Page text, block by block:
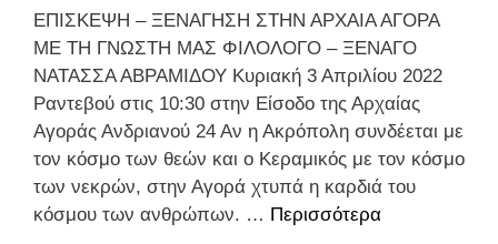
λ
λ
α
δ
ι
κ
ή
Α
ς
ΕΠΙΣΚΕΨΗ – ΞΕΝΑΓΗΣΗ ΣΤΗΝ ΑΡΧΑΙΑ ΑΓΟΡΑ
ΜΕ ΤΗ ΓΝΩΣΤΗ ΜΑΣ ΦΙΛΟΛΟΓΟ – ΞΕΝΑΓΟ
ΝΑΤΑΣΣΑ ΑΒΡΑΜΙΔΟΥ Κυριακή 3 Απριλίου 2022
Ραντεβού στις 10:30 στην Είσοδο της Αρχαίας
Αγοράς Ανδριανού 24 Αν η Ακρόπολη συνδέεται με
τον κόσμο των θεών και ο Κεραμικός με τον κόσμο
των νεκρών, στην Αγορά χτυπά η καρδιά του
κόσμου των ανθρώπων. … Περισσότερα